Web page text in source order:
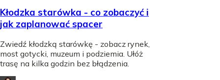
Kłodzka starówka - co zobaczyć i
jak zaplanować spacer
Zwiedź kłodzką starówkę - zobacz rynek,
most gotycki, muzeum i podziemia. Ułóż
trasę na kilka godzin bez błądzenia.